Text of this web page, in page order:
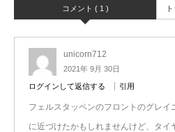
コメント ( 1 )
unicorn712
2021年 9月 30日
ログインして返信する 引用
フェルスタッペンのフロントのグレイ
に近づけたかもしれませんけど、タイ